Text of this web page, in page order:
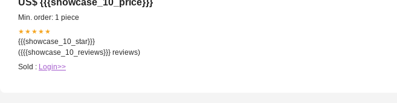
Min. order: 1 piece
★★★★★
{{{showcase_10_star}}}
({{{showcase_10_reviews}}} reviews)
Sold : Login>>